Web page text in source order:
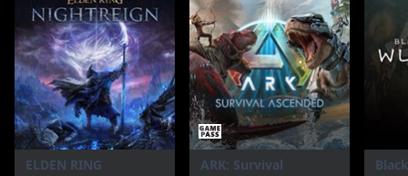
ELDEN RING
ARK: Survival